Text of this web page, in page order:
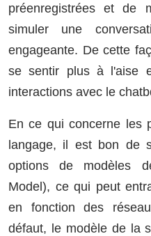
préenregistrées et de
simuler une
engageante. De cette
se sentir plus à l'aise
interactions avec le
En ce qui concerne les
langage, il est bon de
options de modèles
Model), ce qui peut
en fonction des
défaut, le modèle de la